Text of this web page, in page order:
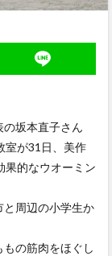
坂本直子さん
室が31日、美作
果的なウオーミン
周辺の小学生か
の筋肉をほぐし